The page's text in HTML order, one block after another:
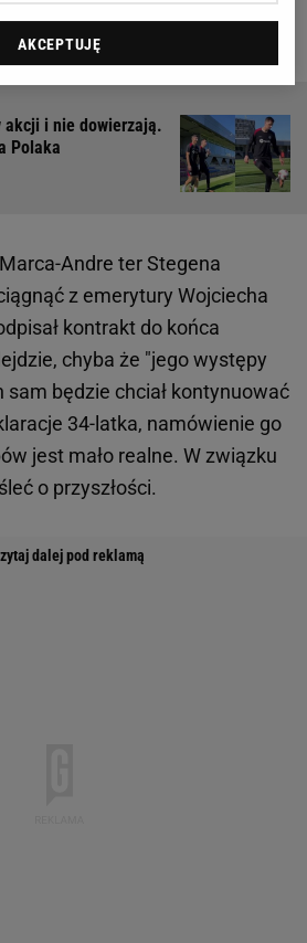
akcji i nie dowierzają.
Polaka
Andre ter Stegena
z emerytury Wojciecha
kontrakt do końca
chyba że "jego występy
sam będzie chciał kontynuować
34-latka, namówienie go
jest mało realne. W związku
o przyszłości.
AKCEPTUJĘ